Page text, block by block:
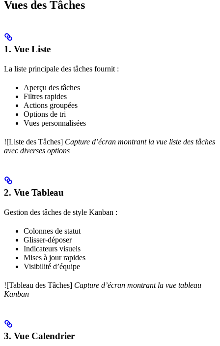
Vues des Tâches
1. Vue Liste
La liste principale des tâches fournit :
Aperçu des tâches
Filtres rapides
Actions groupées
Options de tri
Vues personnalisées
![Liste des Tâches] Capture d’écran montrant la vue liste des tâches
avec diverses options
2. Vue Tableau
Gestion des tâches de style Kanban :
Colonnes de statut
Glisser-déposer
Indicateurs visuels
Mises à jour rapides
Visibilité d’équipe
![Tableau des Tâches] Capture d’écran montrant la vue tableau
Kanban
3. Vue Calendrier